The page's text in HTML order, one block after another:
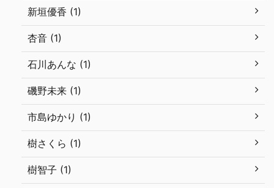
新垣優香 (1)
杏音 (1)
石川あんな (1)
磯野未来 (1)
市島ゆかり (1)
樹さくら (1)
樹智子 (1)